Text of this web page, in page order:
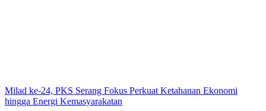
Milad ke-24, PKS Serang Fokus Perkuat Ketahanan Ekonomi
hingga Energi Kemasyarakatan